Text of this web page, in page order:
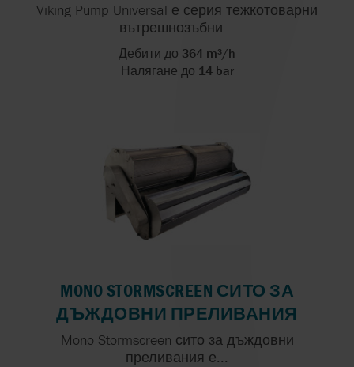
Viking Pump Universal е серия тежкотоварни
вътрешнозъбни...
Дебити до 364 m³/h
Налягане до 14 bar
MONO STORMSCREEN СИТО ЗА
ДЪЖДОВНИ ПРЕЛИВАНИЯ
Mono Stormscreen сито за дъждовни
преливания е...